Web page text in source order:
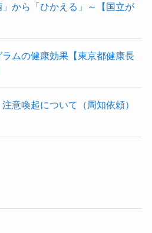
から「ひかえる」～【国立が
ムの健康効果【東京都健康長
意喚起について（周知依頼）